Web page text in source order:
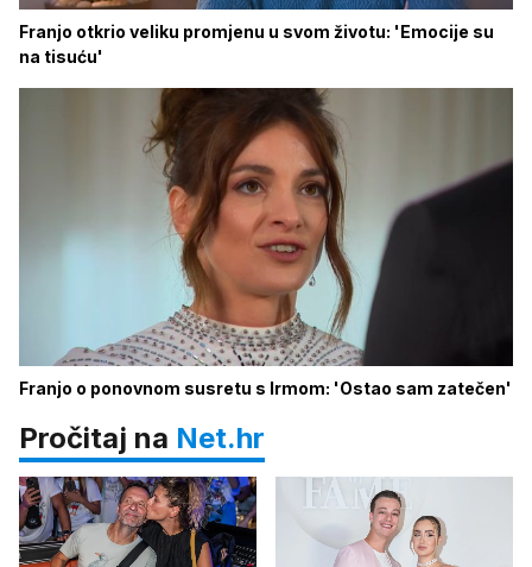
Franjo otkrio veliku promjenu u svom životu: 'Emocije su
na tisuću'
Franjo o ponovnom susretu s Irmom: 'Ostao sam zatečen'
Pročitaj na Net.hr